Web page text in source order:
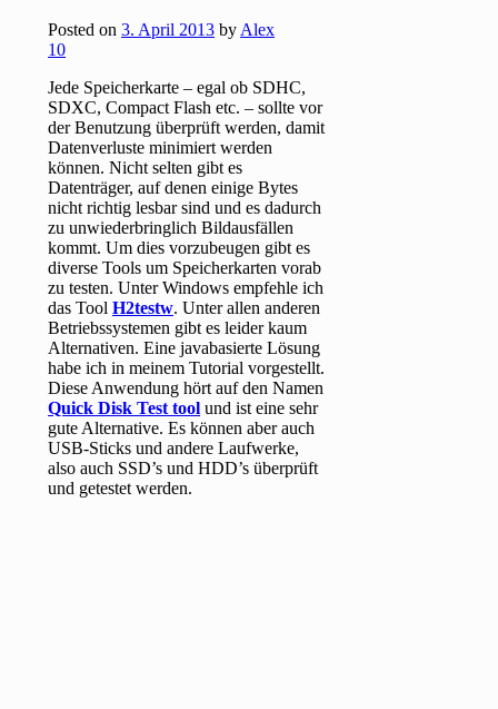
Posted on3. April 2013 by Alex
10
Jede Speicherkarte – egal ob SDHC,
SDXC, Compact Flash etc. – sollte vor
der Benutzung überprüft werden, damit
Datenverluste minimiert werden
können. Nicht selten gibt es
Datenträger, auf denen einige Bytes
nicht richtig lesbar sind und es dadurch
zu unwiederbringlich Bildausfällen
kommt. Um dies vorzubeugen gibt es
diverse Tools um Speicherkarten vorab
zu testen. Unter Windows empfehle ich
das ToolH2testw. Unter allen anderen
Betriebssystemen gibt es leider kaum
Alternativen. Eine javabasierte Lösung
habe ich in meinem Tutorial vorgestellt.
Diese Anwendung hört auf den Namen
Quick Disk Test tool und ist eine sehr
gute Alternative. Es können aber auch
USB-Sticks und andere Laufwerke,
also auch SSD’s und HDD’s überprüft
und getestet werden.